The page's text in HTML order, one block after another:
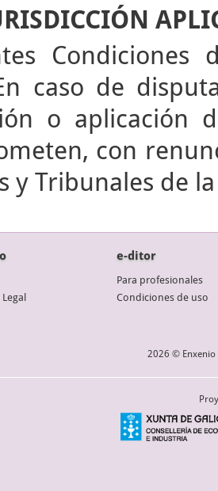
caso de
o aplicación
con
y Tribunales de
e-ditor
Para profesionales
Condiciones de uso
2026 © Enxenio